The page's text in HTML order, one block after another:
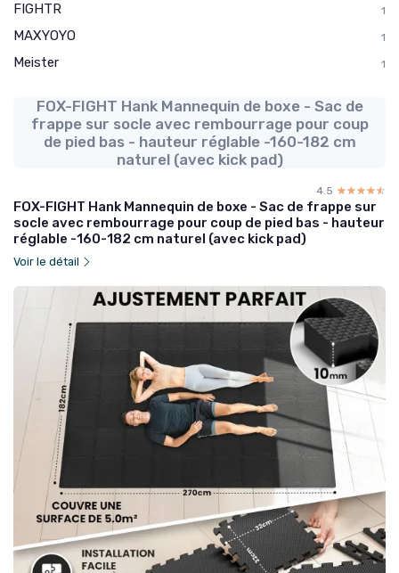
FIGHTR 1
MAXYOYO 1
Meister 1
FOX-FIGHT Hank Mannequin de boxe - Sac de
frappe sur socle avec rembourrage pour coup
de pied bas - hauteur réglable -160-182 cm
naturel (avec kick pad)
4.5 ☆☆☆☆☆
★★★★★
FOX-FIGHT Hank Mannequin de boxe - Sac de frappe sur
socle avec rembourrage pour coup de pied bas - hauteur
réglable -160-182 cm naturel (avec kick pad)
Voir le détail